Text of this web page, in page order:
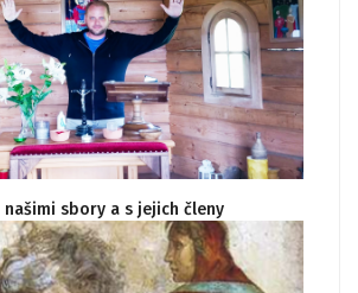
našimi sbory a s jejich členy